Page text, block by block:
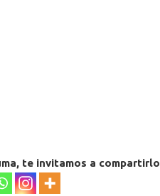
te invitamos a compartirlo